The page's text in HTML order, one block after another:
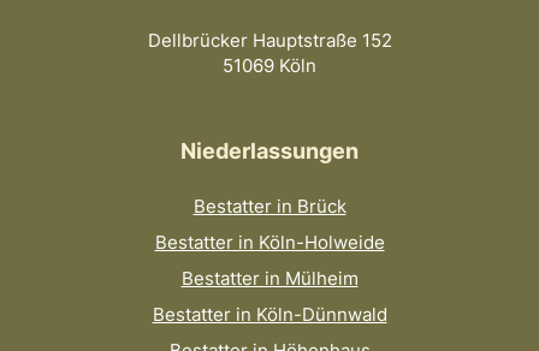
Dellbrücker Hauptstraße 152
51069 Köln
Niederlassungen
Bestatter in Brück
Bestatter in Köln-Holweide
Bestatter in Mülheim
Bestatter in Köln-Dünnwald